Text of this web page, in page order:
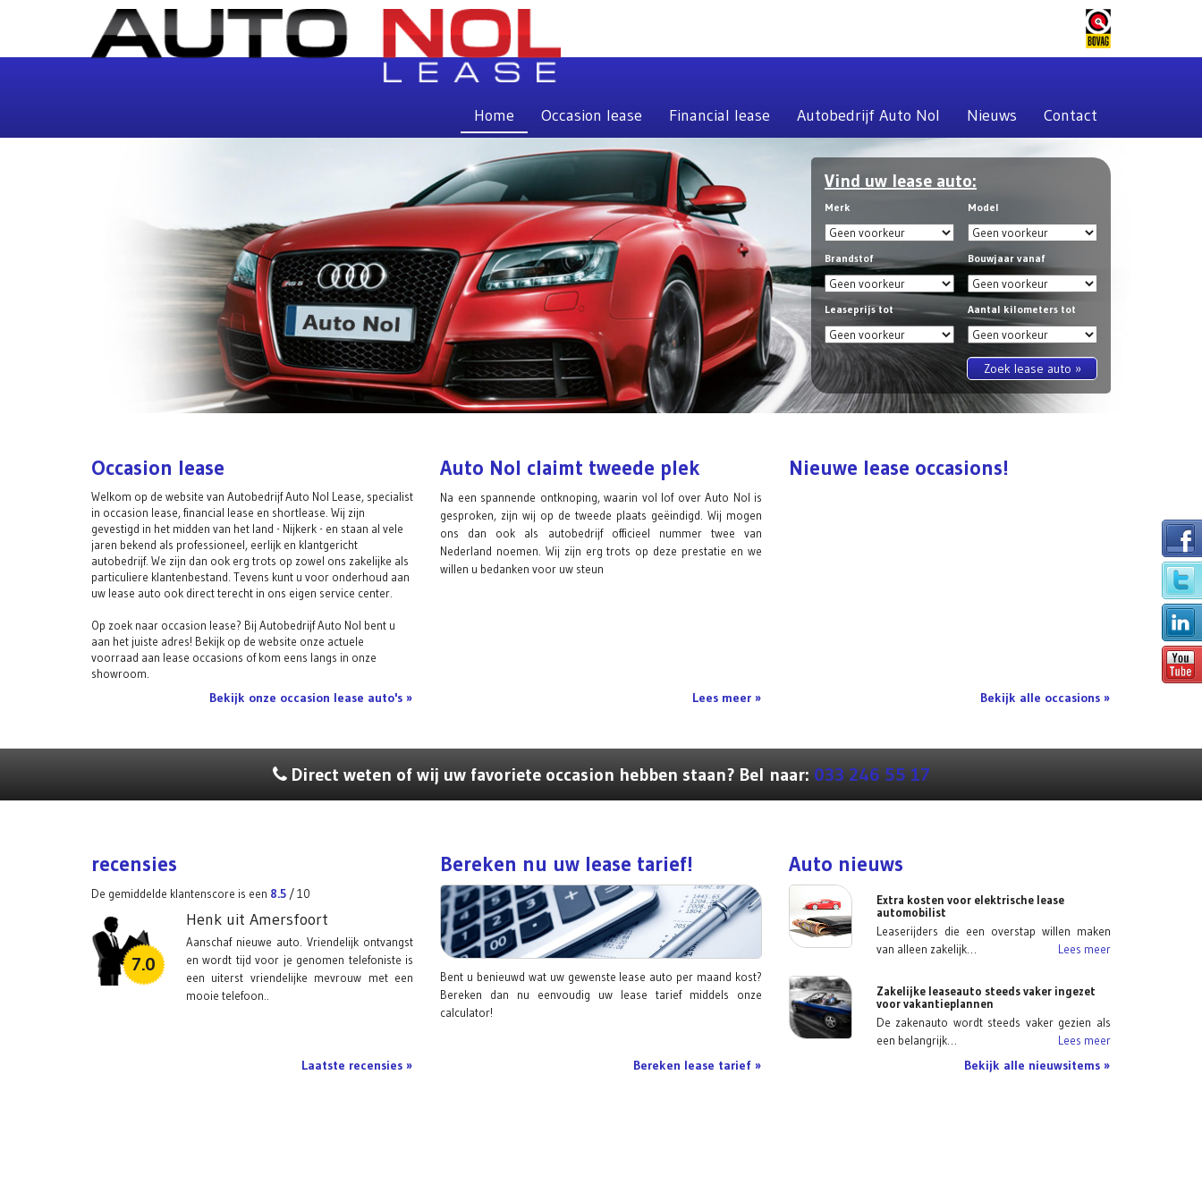
Home Occasion lease Financial lease Autobedrijf Auto Nol Nieuws Contact
Vind uw lease auto:
Merk Model
Brandstof Bouwjaar vanaf
Leaseprijs tot Aantal kilometers tot
Occasion lease
Welkom op de website van Autobedrijf Auto Nol Lease, specialist
in occasion lease, financial lease en shortlease. Wij zijn
gevestigd in het midden van het land - Nijkerk - en staan al vele
jaren bekend als professioneel, eerlijk en klantgericht
autobedrijf. We zijn dan ook erg trots op zowel ons zakelijke als
particuliere klantenbestand. Tevens kunt u voor onderhoud aan
uw lease auto ook direct terecht in ons eigen service center.
Op zoek naar occasion lease? Bij Autobedrijf Auto Nol bent u
aan het juiste adres! Bekijk op de website onze actuele
voorraad aan lease occasions of kom eens langs in onze
showroom.
Bekijk onze occasion lease auto's »
Auto Nol claimt tweede plek
Na een spannende ontknoping, waarin vol lof over Auto Nol is
gesproken, zijn wij op de tweede plaats geëindigd. Wij mogen
ons dan ook als autobedrijf officieel nummer twee van
Nederland noemen. Wij zijn erg trots op deze prestatie en we
willen u bedanken voor uw steun
Lees meer »
Nieuwe lease occasions!
Bekijk alle occasions »
Direct weten of wij uw favoriete occasion hebben staan? Bel naar: 033 246 55 17
recensies
De gemiddelde klantenscore is een 8.5 /10
7.0
Henk uit Amersfoort
Aanschaf nieuwe auto. Vriendelijk ontvangst
en wordt tijd voor je genomen telefoniste is
een uiterst vriendelijke mevrouw met een
mooie telefoon..
Laatste recensies »
Bereken nu uw lease tarief!
Bent u benieuwd wat uw gewenste lease auto per maand kost?
Bereken dan nu eenvoudig uw lease tarief middels onze
calculator!
Bereken lease tarief »
Auto nieuws
Extra kosten voor elektrische lease
automobilist
Leaserijders die een overstap willen maken
van alleen zakelijk…
Lees meer
Zakelijke leaseauto steeds vaker ingezet
voor vakantieplannen
De zakenauto wordt steeds vaker gezien als
een belangrijk…
Lees meer
Bekijk alle nieuwsitems »